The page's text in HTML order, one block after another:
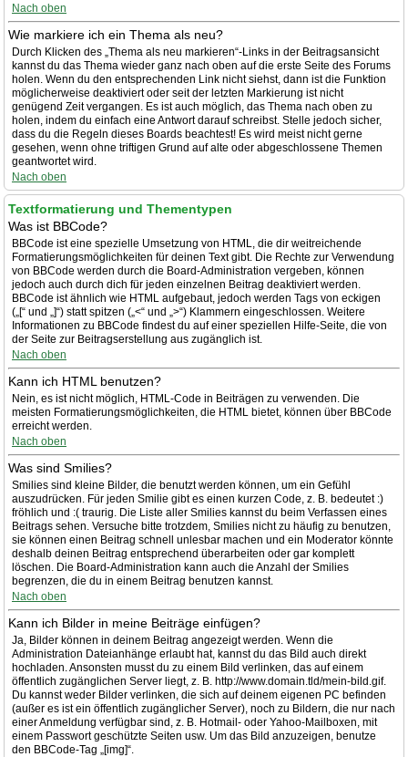
Nach oben
Wie markiere ich ein Thema als neu?
Durch Klicken des „Thema als neu markieren“-Links in der Beitragsansicht
kannst du das Thema wieder ganz nach oben auf die erste Seite des Forums
holen. Wenn du den entsprechenden Link nicht siehst, dann ist die Funktion
möglicherweise deaktiviert oder seit der letzten Markierung ist nicht
genügend Zeit vergangen. Es ist auch möglich, das Thema nach oben zu
holen, indem du einfach eine Antwort darauf schreibst. Stelle jedoch sicher,
dass du die Regeln dieses Boards beachtest! Es wird meist nicht gerne
gesehen, wenn ohne triftigen Grund auf alte oder abgeschlossene Themen
geantwortet wird.
Nach oben
Textformatierung und Thementypen
Was ist BBCode?
BBCode ist eine spezielle Umsetzung von HTML, die dir weitreichende
Formatierungsmöglichkeiten für deinen Text gibt. Die Rechte zur Verwendung
von BBCode werden durch die Board-Administration vergeben, können
jedoch auch durch dich für jeden einzelnen Beitrag deaktiviert werden.
BBCode ist ähnlich wie HTML aufgebaut, jedoch werden Tags von eckigen
(„[“ und „]“) statt spitzen („<“ und „>“) Klammern eingeschlossen. Weitere
Informationen zu BBCode findest du auf einer speziellen Hilfe-Seite, die von
der Seite zur Beitragserstellung aus zugänglich ist.
Nach oben
Kann ich HTML benutzen?
Nein, es ist nicht möglich, HTML-Code in Beiträgen zu verwenden. Die
meisten Formatierungsmöglichkeiten, die HTML bietet, können über BBCode
erreicht werden.
Nach oben
Was sind Smilies?
Smilies sind kleine Bilder, die benutzt werden können, um ein Gefühl
auszudrücken. Für jeden Smilie gibt es einen kurzen Code, z. B. bedeutet :)
fröhlich und :( traurig. Die Liste aller Smilies kannst du beim Verfassen eines
Beitrags sehen. Versuche bitte trotzdem, Smilies nicht zu häufig zu benutzen,
sie können einen Beitrag schnell unlesbar machen und ein Moderator könnte
deshalb deinen Beitrag entsprechend überarbeiten oder gar komplett
löschen. Die Board-Administration kann auch die Anzahl der Smilies
begrenzen, die du in einem Beitrag benutzen kannst.
Nach oben
Kann ich Bilder in meine Beiträge einfügen?
Ja, Bilder können in deinem Beitrag angezeigt werden. Wenn die
Administration Dateianhänge erlaubt hat, kannst du das Bild auch direkt
hochladen. Ansonsten musst du zu einem Bild verlinken, das auf einem
öffentlich zugänglichen Server liegt, z. B. http://www.domain.tld/mein-bild.gif.
Du kannst weder Bilder verlinken, die sich auf deinem eigenen PC befinden
(außer es ist ein öffentlich zugänglicher Server), noch zu Bildern, die nur nach
einer Anmeldung verfügbar sind, z. B. Hotmail- oder Yahoo-Mailboxen, mit
einem Passwort geschützte Seiten usw. Um das Bild anzuzeigen, benutze
den BBCode-Tag „[img]“.